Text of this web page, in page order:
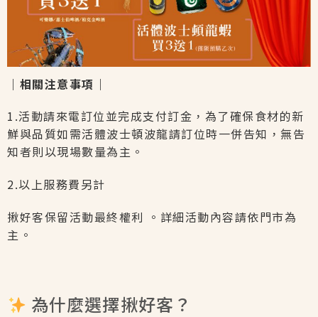
｜相關注意事項｜
1.活動請來電訂位並完成支付訂金，為了確保食材的新
鮮與品質如需活體波士頓波龍請訂位時一併告知，無告
知者則以現場數量為主。
2.以上服務費另計
揪好客保留活動最終權利 。詳細活動內容請依門市為
主。
為什麼選擇揪好客？